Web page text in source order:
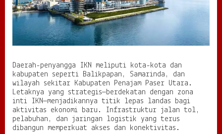
U
M
K
d
a
l
i
m
n
t
a
Daerah-penyangga IKN meliputi kota-kota dan
kabupaten seperti Balikpapan, Samarinda, dan
wilayah sekitar Kabupaten Penajam Paser Utara.
Letaknya yang strategis—berdekatan dengan zona
inti IKN—menjadikannya titik lepas landas bagi
aktivitas ekonomi baru. Infrastruktur jalan tol,
pelabuhan, dan jaringan logistik yang terus
dibangun memperkuat akses dan konektivitas.